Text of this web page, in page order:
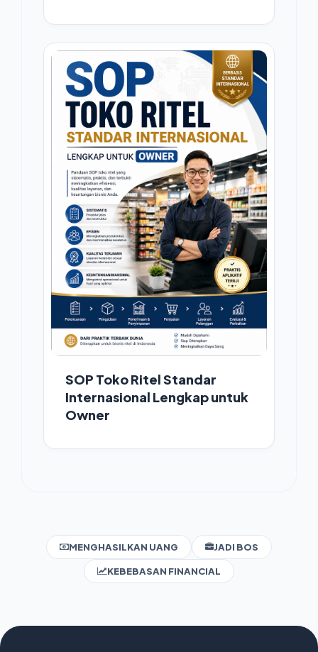
SOP Toko Ritel Standar
Internasional Lengkap untuk
Owner
MENGHASILKAN UANG JADI BOS
KEBEBASAN FINANCIAL